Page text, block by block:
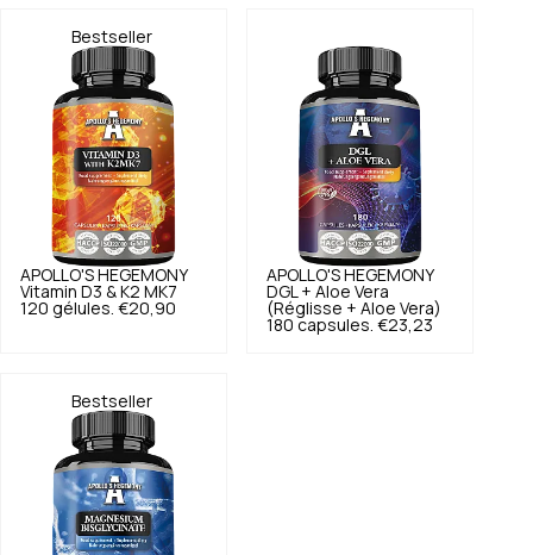
Bestseller
APOLLO'S HEGEMONY
Vitamin D3 & K2 MK7
120 gélules. €20,90
APOLLO'S HEGEMONY
DGL + Aloe Vera
(Réglisse + Aloe Vera)
180 capsules. €23,23
Bestseller